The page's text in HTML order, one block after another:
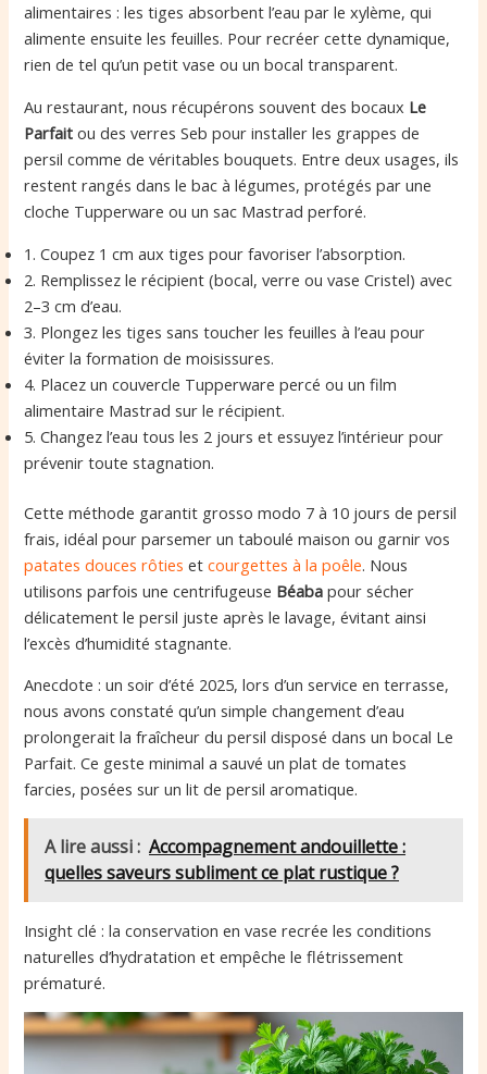
alimentaires : les tiges absorbent l’eau par le xylème, qui
alimente ensuite les feuilles. Pour recréer cette dynamique,
rien de tel qu’un petit vase ou un bocal transparent.
Au restaurant, nous récupérons souvent des bocaux Le
Parfait ou des verres Seb pour installer les grappes de
persil comme de véritables bouquets. Entre deux usages, ils
restent rangés dans le bac à légumes, protégés par une
cloche Tupperware ou un sac Mastrad perforé.
1. Coupez 1 cm aux tiges pour favoriser l’absorption.
2. Remplissez le récipient (bocal, verre ou vase Cristel) avec
2–3 cm d’eau.
3. Plongez les tiges sans toucher les feuilles à l’eau pour
éviter la formation de moisissures.
4. Placez un couvercle Tupperware percé ou un film
alimentaire Mastrad sur le récipient.
5. Changez l’eau tous les 2 jours et essuyez l’intérieur pour
prévenir toute stagnation.
Cette méthode garantit grosso modo 7 à 10 jours de persil
frais, idéal pour parsemer un taboulé maison ou garnir vos
patates douces rôties etcourgettes à la poêle. Nous
utilisons parfois une centrifugeuse Béaba pour sécher
délicatement le persil juste après le lavage, évitant ainsi
l’excès d’humidité stagnante.
Anecdote : un soir d’été 2025, lors d’un service en terrasse,
nous avons constaté qu’un simple changement d’eau
prolongerait la fraîcheur du persil disposé dans un bocal Le
Parfait. Ce geste minimal a sauvé un plat de tomates
farcies, posées sur un lit de persil aromatique.
A lire aussi : Accompagnement andouillette :
quelles saveurs subliment ce plat rustique ?
Insight clé : la conservation en vase recrée les conditions
naturelles d’hydratation et empêche le flétrissement
prématuré.